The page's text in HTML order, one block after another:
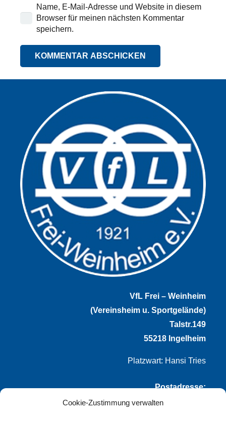
Cookie-Zustimmung verwalten
Name, E-Mail-Adresse und Website in diesem
Browser für meinen nächsten Kommentar
speichern.
KOMMENTAR ABSCHICKEN
VfL Frei – Weinheim
(Vereinsheim u. Sportgelände)
Talstr.149
55218 Ingelheim
Platzwart: Hansi Tries
Postadresse:
VfL Frei-Weinheim 1921 e.V.